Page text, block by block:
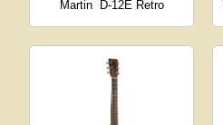
Martin D-12E Retro